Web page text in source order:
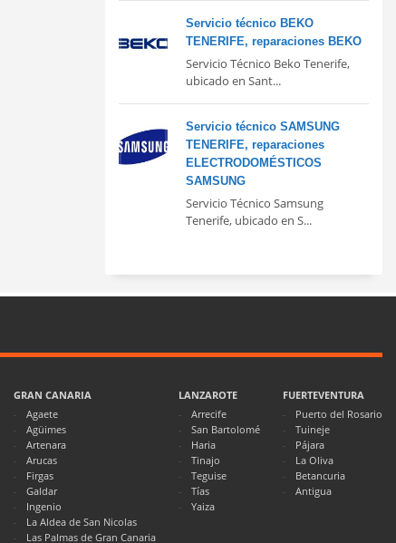
Servicio técnico BEKO
TENERIFE, reparaciones BEKO
Servicio Técnico Beko Tenerife,
ubicado en Sant...
Servicio técnico SAMSUNG
TENERIFE, reparaciones
ELECTRODOMÉSTICOS
SAMSUNG
Servicio Técnico Samsung
Tenerife, ubicado en S...
GRAN CANARIA
Agaete
Agüimes
Artenara
Arucas
Firgas
Galdar
Ingenio
La Aldea de San Nicolas
Las Palmas de Gran Canaria
LANZAROTE
Arrecife
San Bartolomé
Haria
Tinajo
Teguise
Tías
Yaiza
FUERTEVENTURA
Puerto del Rosario
Tuineje
Pájara
La Oliva
Betancuria
Antigua